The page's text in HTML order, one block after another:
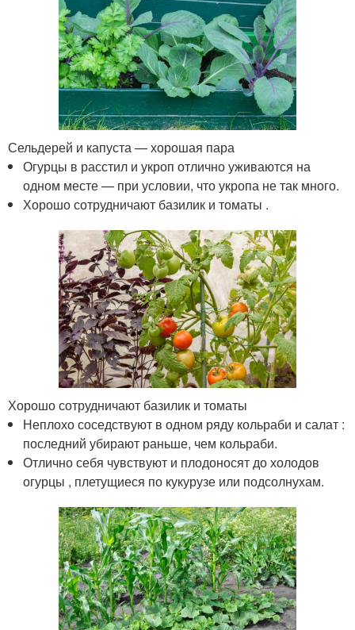
Сельдерей и капуста — хорошая пара
Огурцы в расстил и укроп отлично уживаются на
одном месте — при условии, что укропа не так много.
Хорошо сотрудничают базилик и томаты .
Хорошо сотрудничают базилик и томаты
Неплохо соседствуют в одном ряду кольраби и салат :
последний убирают раньше, чем кольраби.
Отлично себя чувствуют и плодоносят до холодов
огурцы , плетущиеся по кукурузе или подсолнухам.